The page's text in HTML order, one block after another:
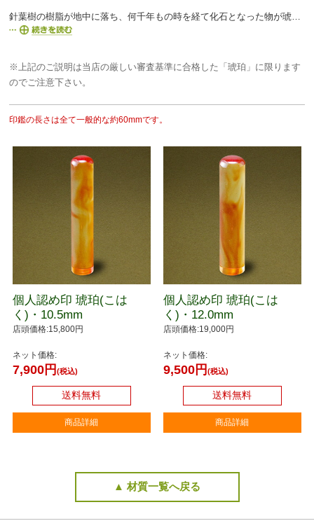
針葉樹の樹脂が地中に落ち、何千年もの時を経て化石となった物が琥珀となります。長い時代と自然界の作る琥珀は知名度も高く映画ジュラシックパークでも虫入りの琥珀をご覧になった方も多いでしょう。認め印としては強度を保つ為に高硬度の人工樹脂を合成し成形しています。琥珀にはランクがなく基本的にはどの商品も認め印に相応く高品質であり、とにかく美しく宝石のような透明感をもち『神秘の化石』『太陽の石』『人魚の涙』などと呼ばれています。
※上記のご説明は当店の厳しい審査基準に合格した「琥珀」に限ります
のでご注意下さい。
印鑑の長さは全て一般的な約60mmです。
個人認め印 琥珀(こは
く)・10.5mm
店頭価格:15,800円
ネット価格:
7,900円 (税込)
送料無料
商品詳細
個人認め印 琥珀(こは
く)・12.0mm
店頭価格:19,000円
ネット価格:
9,500円 (税込)
送料無料
商品詳細
▲ 材質一覧へ戻る